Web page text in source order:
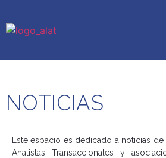
NOTICIAS
Este espacio es dedicado a noticias
Analistas Transaccionales y